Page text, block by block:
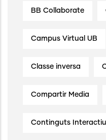
BB Collaborate
Campus Virtual UB
Classe inversa
Compartir Media
Continguts